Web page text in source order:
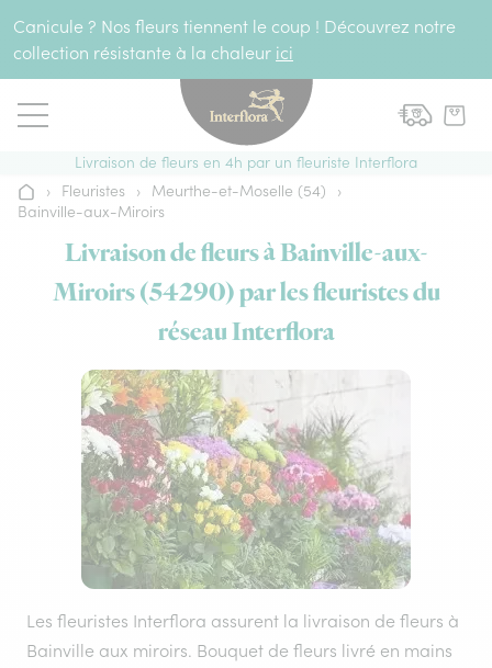
Canicule ? Nos fleurs tiennent le coup ! Découvrez notre
collection résistante à la chaleur ici
Livraison de fleurs en 4h par un fleuriste Interflora
Accueil
› Fleuristes › Meurthe-et-Moselle (54)
›
Bainville-aux-Miroirs
Livraison de fleurs à Bainville-aux-
Miroirs (54290) par les fleuristes du
réseau Interflora
Les fleuristes Interflora assurent la livraison de fleurs à
Bainville aux miroirs. Bouquet de fleurs livré en mains